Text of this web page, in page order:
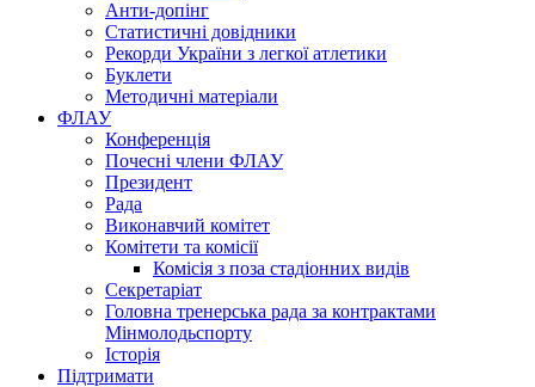
Анти-допінг
Статистичні довідники
Рекорди України з легкої атлетики
Буклети
Методичні матеріали
ФЛАУ
Конференція
Почесні члени ФЛАУ
Президент
Рада
Виконавчий комітет
Комітети та комісії
Комісія з поза стадіонних видів
Секретаріат
Головна тренерська рада за контрактами
Мінмолодьспорту
Історія
Підтримати